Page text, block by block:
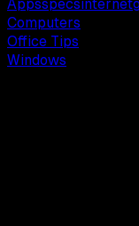
Appsspecsinternet
Computers
Office Tips
Windows